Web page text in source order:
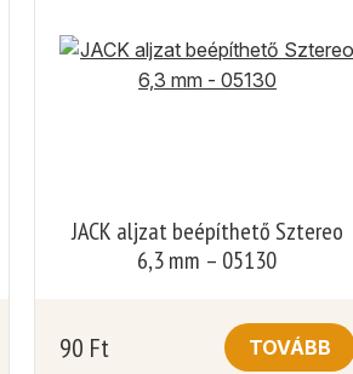
JACK aljzat beépíthető Sztereo
6,3 mm – 05130
90 Ft TOVÁBB